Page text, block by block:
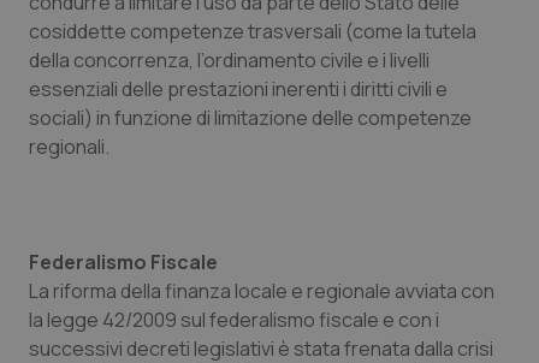
cosiddette competenze trasversali (come la tutela
della concorrenza, l’ordinamento civile e i livelli
essenziali delle prestazioni inerenti i diritti civili e
sociali) in funzione di limitazione delle competenze
regionali.
Federalismo Fiscale
La riforma della finanza locale e regionale avviata con
la legge 42/2009 sul federalismo fiscale e con i
successivi decreti legislativi è stata frenata dalla crisi